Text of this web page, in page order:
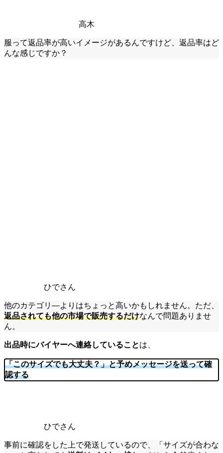
高木
服って返品率が高いイメージがあるんですけど、返品率はど
んな感じですか？
ひでさん
他のカテゴリ―よりはちょっと高いかもしれません。ただ、
返品されても他の市場で販売するだけなんで問題ありませ
ん。
出品時にバイヤーへ連絡していることは、
「このサイズでも大丈夫？」と予めメッセージを送って確
認する
ひでさん
事前に確認をした上で発送しているので、「サイズが合わな